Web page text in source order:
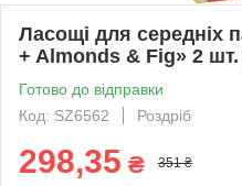
Ласощі для середніх
+ Almonds & Fig» 2 шт.
Готово до відправки
Код: SZ6562
Роздріб
298,35 ₴ 351 ₴